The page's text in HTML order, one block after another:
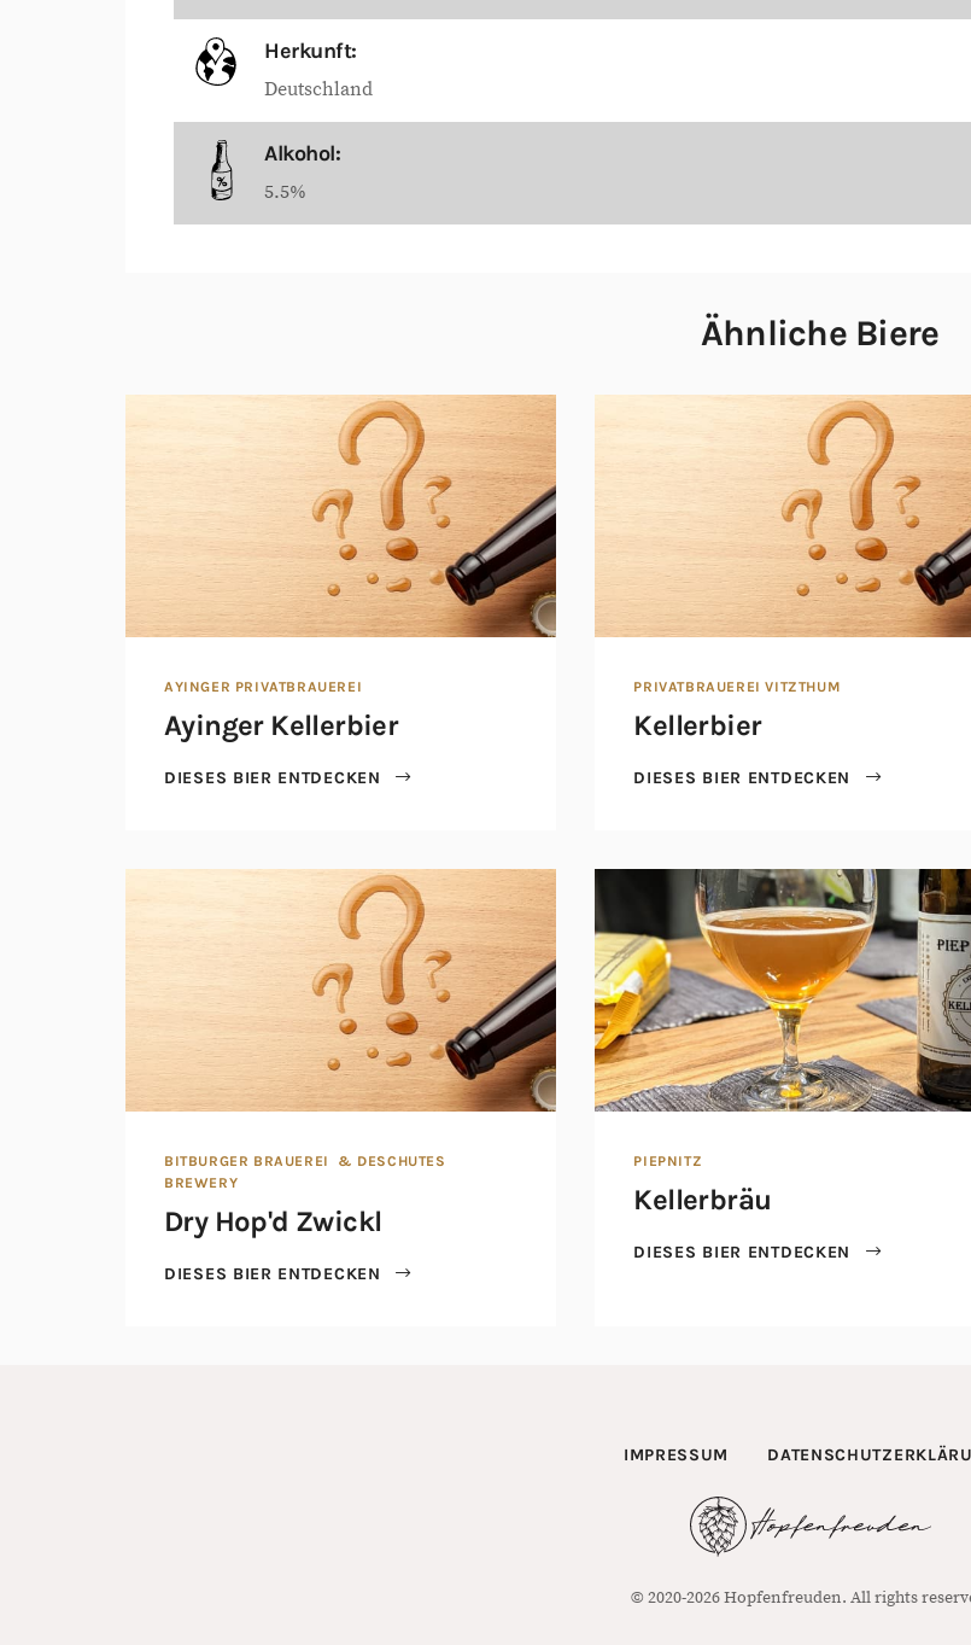
Herkunft:
Deutschland
Alkohol:
5.5%
Ähnliche Biere
AYINGER PRIVATBRAUEREI
Ayinger Kellerbier
DIESES BIER ENTDECKEN
PRIVATBRAUEREI VITZTHUM
Kellerbier
DIESES BIER ENTDECKEN
BITBURGER BRAUEREI
& DESCHUTES
BREWERY
Dry Hop'd Zwickl
DIESES BIER ENTDECKEN
PIEPNITZ
Kellerbräu
DIESES BIER ENTDECKEN
IMPRESSUM
© 2020-2026 Hopfenfreuden. All rights